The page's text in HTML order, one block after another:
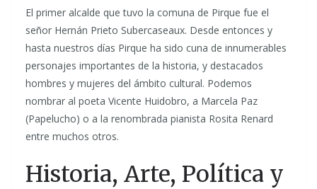
El primer alcalde que tuvo la comuna de Pirque fue el
señor Hernán Prieto Subercaseaux. Desde entonces y
hasta nuestros días Pirque ha sido cuna de innumerables
personajes importantes de la historia, y destacados
hombres y mujeres del ámbito cultural. Podemos
nombrar al poeta Vicente Huidobro, a Marcela Paz
(Papelucho) o a la renombrada pianista Rosita Renard
entre muchos otros.
Historia, Arte, Política y